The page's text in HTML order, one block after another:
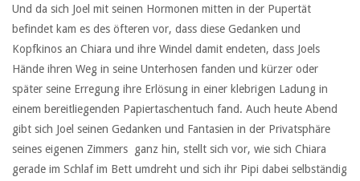
Und da sich Joel mit seinen Hormonen mitten in der Pupertät
befindet kam es des öfteren vor, dass diese Gedanken und
Kopfkinos an Chiara und ihre Windel damit endeten, dass Joels
Hände ihren Weg in seine Unterhosen fanden und kürzer oder
später seine Erregung ihre Erlösung in einer klebrigen Ladung in
einem bereitliegenden Papiertaschentuch fand. Auch heute Abend
gibt sich Joel seinen Gedanken und Fantasien in der Privatsphäre
seines eigenen Zimmers ganz hin, stellt sich vor, wie sich Chiara
gerade im Schlaf im Bett umdreht und sich ihr Pipi dabei selbständig